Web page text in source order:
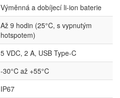
Výměnná a dobíjecí li-ion baterie
Až 9 hodin (25°C, s vypnutým
hotspotem)
5 VDC, 2 A, USB Type-C
-30°C až +55°C
IP67